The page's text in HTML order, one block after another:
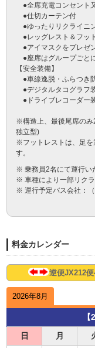
●全席充電コンセント
●仕切カーテン付
●ゆったりリクライニ
●レッグレスト＆フッ
●アイマスクをプレゼ
●座席はグループごと
【安全装備】
●車線逸脱・ふらつき
●デジタルタコグラフ
●ドライブレコーダー
※構造上、最後尾席のみ
独立型)
※フットレストは、足を
す。
※ 乗務員2名にて運行い
※ 車種により一部リク
※ 運行予定バス会社：
料金カレンダー
逆便JX212便
2026年8月
【
日
月